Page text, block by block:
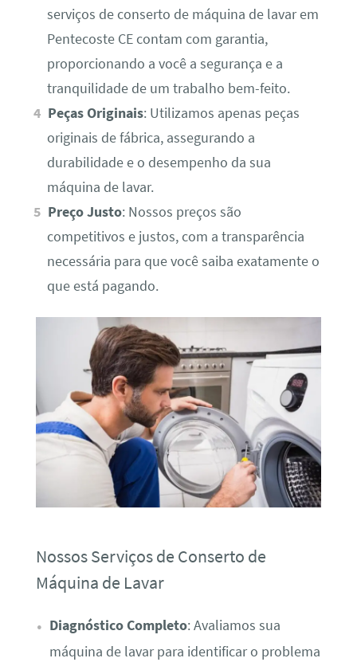
serviços de conserto de máquina de lavar em
Pentecoste CE contam com garantia,
proporcionando a você a segurança e a
tranquilidade de um trabalho bem-feito.
Peças Originais: Utilizamos apenas peças
originais de fábrica, assegurando a
durabilidade e o desempenho da sua
máquina de lavar.
Preço Justo: Nossos preços são
competitivos e justos, com a transparência
necessária para que você saiba exatamente o
que está pagando.
Nossos Serviços de Conserto de
Máquina de Lavar
Diagnóstico Completo: Avaliamos sua
máquina de lavar para identificar o problema